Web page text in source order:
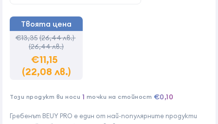
Гребенът BEUY PRO е един от най-популярните продукти
Твоята цена
€13,35(26,44 лв.)
(26,44 лв.)
€11,15
(22,08 лв.)
Този продукт ви носи 1 точки на стойност €0,10